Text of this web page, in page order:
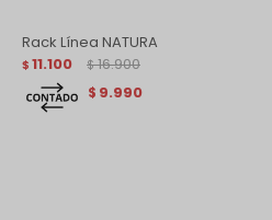
Rack Línea NATURA
$ 11.100 $ 16.900
$ 9.990